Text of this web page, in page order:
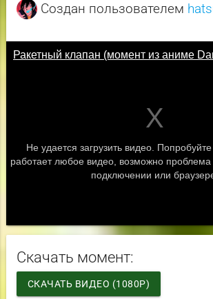
Создан пользователем
Скачать момент:
СКАЧАТЬ ВИДЕО (1080P)